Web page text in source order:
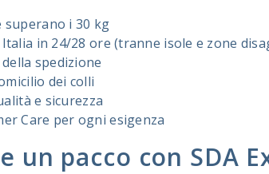
superano i 30 kg
in 24/28 ore (tranne isole e zone
spedizione
dei colli
e sicurezza
Care per ogni esigenza
un pacco con SDA